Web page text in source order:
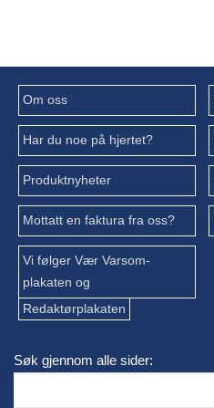
Om oss
Har du noe på hjertet?
Produktnyheter
Mottatt en faktura fra oss?
Vi følger Vær Varsom-
plakaten og
Redaktørplakaten
Søk gjennom alle sider: